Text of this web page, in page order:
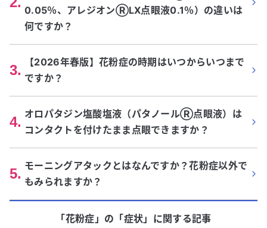
0.05％、アレジオンⓇLX点眼液0.1％）の違いは
何ですか？
3.
【2026年春版】花粉症の時期はいつからいつまで
ですか？
4. オロパタジン塩酸塩液（パタノールⓇ点眼液）は
コンタクトを付けたまま点眼できますか？
5. モーニングアタックとはなんですか？花粉症以外で
もみられますか？
「花粉症」 の「症状」に関する記事